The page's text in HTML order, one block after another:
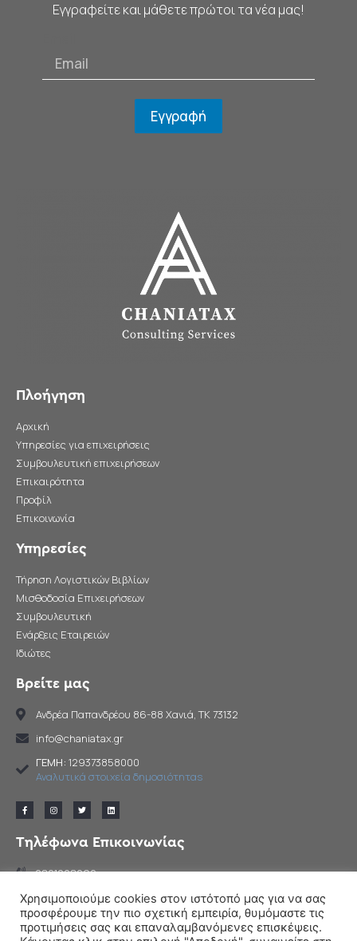
Εγγραφείτε και μάθετε πρώτοι τα νέα μας!
Εγγραφή
Πλοήγηση
Αρχική
Υπηρεσίες για επιχειρήσεις
Συμβουλευτική επιχειρήσεων
Επικαιρότητα
Προφίλ
Επικοινωνία
Υπηρεσίες
Τήρηση Λογιστικών Βιβλίων
Μισθοδοσία Επιχειρήσεων
Συμβουλευτική
Ενάρξεις Εταιρειών
Ιδιώτες
Βρείτε μας
Ανδρέα Παπανδρέου 86-88 Χανιά, TK 73132
info@chaniatax.gr
ΓΕΜΗ: 129373858000
Αναλυτικά στοιχεία δημοσιότηταs
Τηλέφωνα Επικοινωνίας
2821028292
2821050105
Χρησιμοποιούμε cookies στον ιστότοπό μας για να σας
προσφέρουμε την πιο σχετική εμπειρία, θυμόμαστε τις
προτιμήσεις σας και επαναλαμβανόμενες επισκέψεις.